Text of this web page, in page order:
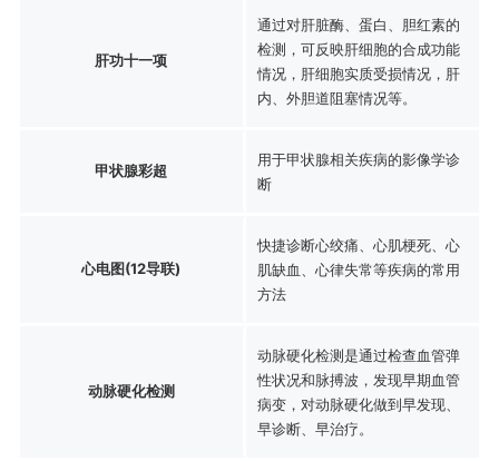
肝功十一项
通过对肝脏酶、蛋白、胆红素的
检测，可反映肝细胞的合成功能
情况，肝细胞实质受损情况，肝
内、外胆道阻塞情况等。
甲状腺彩超
用于甲状腺相关疾病的影像学诊
断
心电图(12导联)
快捷诊断心绞痛、心肌梗死、心
肌缺血、心律失常等疾病的常用
方法
动脉硬化检测
动脉硬化检测是通过检查血管弹
性状况和脉搏波，发现早期血管
病变，对动脉硬化做到早发现、
早诊断、早治疗。